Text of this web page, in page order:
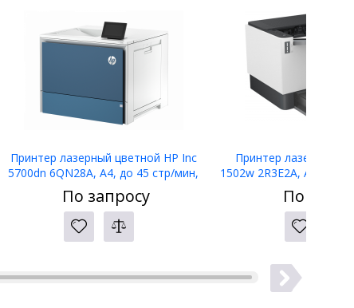
Принтер лазерный цветной HP Inc
5700dn 6QN28A, А4, до 45 стр/мин,
duplex, Ethernet, USB
По запросу
Принтер лазерный
1502w 2R3E2A, А4, до
По